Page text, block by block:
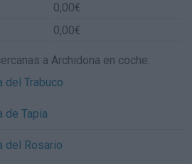
0,00€
0,00€
a Archidona en coche:
del Trabuco
de Tapia
del Rosario